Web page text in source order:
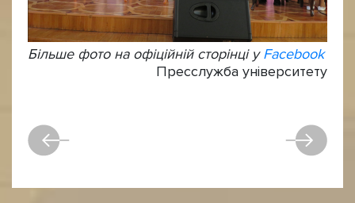
Більше фото на офіційній сторінці уFacebook
Пресслужба університету